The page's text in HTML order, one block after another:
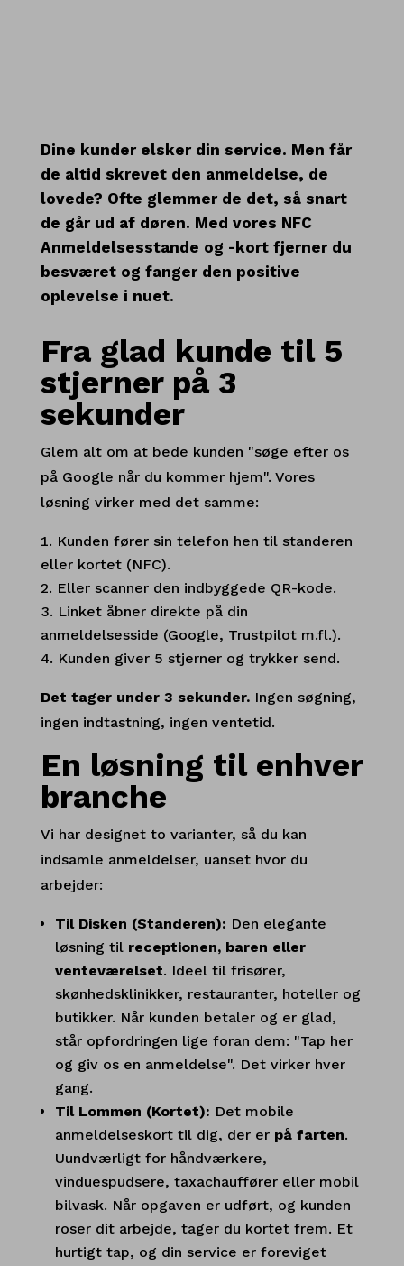
Dine kunder elsker din service. Men får
de altid skrevet den anmeldelse, de
lovede? Ofte glemmer de det, så snart
de går ud af døren. Med vores NFC
Anmeldelsesstande og -kortfjerner du
besværet og fanger den positive
oplevelse i nuet.
Fra glad kunde til 5
stjerner på 3
sekunder
Glem alt om at bede kunden "søge efter os
på Google når du kommer hjem". Vores
løsning virker med det samme:
Kunden fører sin telefon hen til standeren
eller kortet (NFC).
Eller scanner den indbyggede QR-kode.
Linket åbner direkte på din
anmeldelsesside (Google, Trustpilot m.fl.).
Kunden giver 5 stjerner og trykker send.
Det tager under 3 sekunder. Ingen søgning,
ingen indtastning, ingen ventetid.
En løsning til enhver
branche
Vi har designet to varianter, så du kan
indsamle anmeldelser, uanset hvor du
arbejder:
Til Disken (Standeren): Den elegante
løsning til receptionen, baren eller
venteværelset. Ideel til frisører,
skønhedsklinikker, restauranter, hoteller og
butikker. Når kunden betaler og er glad,
står opfordringen lige foran dem: "Tap her
og giv os en anmeldelse". Det virker hver
gang.
Til Lommen (Kortet): Det mobile
anmeldelseskort til dig, der er på farten.
Uundværligt for håndværkere,
vinduespudsere, taxachauffører eller mobil
bilvask. Når opgaven er udført, og kunden
roser dit arbejde, tager du kortet frem. Et
hurtigt tap, og din service er foreviget